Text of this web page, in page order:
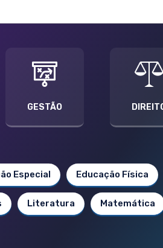
GESTÃO
Especial Educação Física
Literatura Matemática